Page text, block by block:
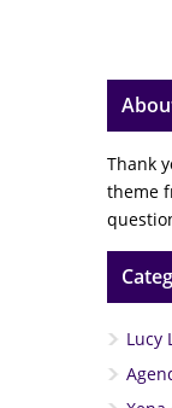
Thank
theme
Lucy